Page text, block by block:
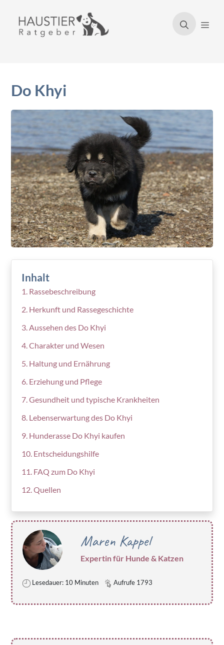
Inhalt
springen
Do Khyi
Inhalt
Rassebeschreibung
Herkunft und Rassegeschichte
Aussehen des Do Khyi
Charakter und Wesen
Haltung und Ernährung
Erziehung und Pflege
Gesundheit und typische Krankheiten
Lebenserwartung des Do Khyi
Hunderasse Do Khyi kaufen
Entscheidungshilfe
FAQ zum Do Khyi
Quellen
Maren Kappel
Expertin für Hunde & Katzen
Lesedauer: 10 Minuten Aufrufe 1793